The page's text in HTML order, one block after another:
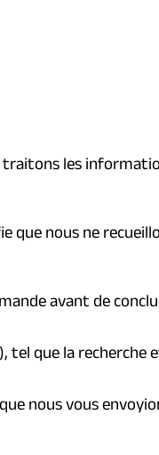
les
que nous ne
avant de
que la recherche
nous vous